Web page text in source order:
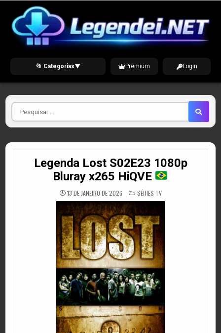
content
📂 Categorias▼ Premium Login
Pesquisar
por
Legenda Lost S02E23 1080p
Bluray x265 HiQVE
13 DE JANEIRO DE 2026 POSTED
IN
SÉRIES TV